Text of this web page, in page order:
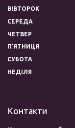
ВІВТОРОК
СЕРЕДА
ЧЕТВЕР
ПʼЯТНИЦЯ
СУБОТА
НЕДІЛЯ
Контакти